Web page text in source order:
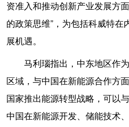
资准入和推动创新产业发展方
的政策思维”，为包括科威特在
展机遇。
马利瑙指出，中东地区作为
区域，与中国在新能源合作方
国家推出能源转型战略，可以
中国在新能源开发、储能技术